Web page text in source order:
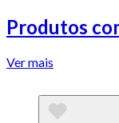
Produtos
Ver mais